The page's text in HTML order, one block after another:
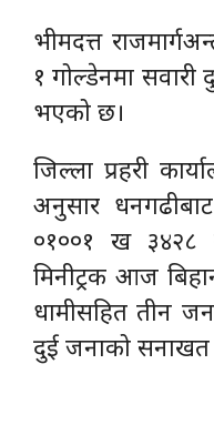
भीमदत्त
१ गोल्डेनमा सवारी
भएको छ।
जिल्ला प्रहरी
अनुसार
०१००१ ख ३४२८
मिनीट्रक आज
धामीसहित तीन
दुई जनाको सनाखत